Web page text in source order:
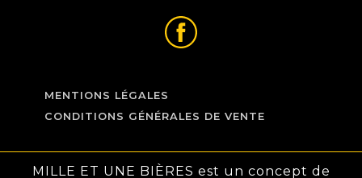
MENTIONS LÉGALES
CONDITIONS GÉNÉRALES DE VENTE
MILLE ET UNE BIÈRES est un concept de